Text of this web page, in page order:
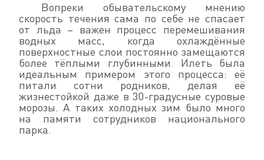
Вопреки обывательскому мнению
скорость течения сама по себе не спасает
от льда – важен процесс перемешивания
водных масс, когда охлаждённые
поверхностные слои постоянно замещаются
более тёплыми глубинными. Илеть была
идеальным примером этого процесса: её
питали сотни родников, делая её
жизнестойкой даже в 30-градусные суровые
морозы. А таких холодных зим было много
на памяти сотрудников национального
парка.